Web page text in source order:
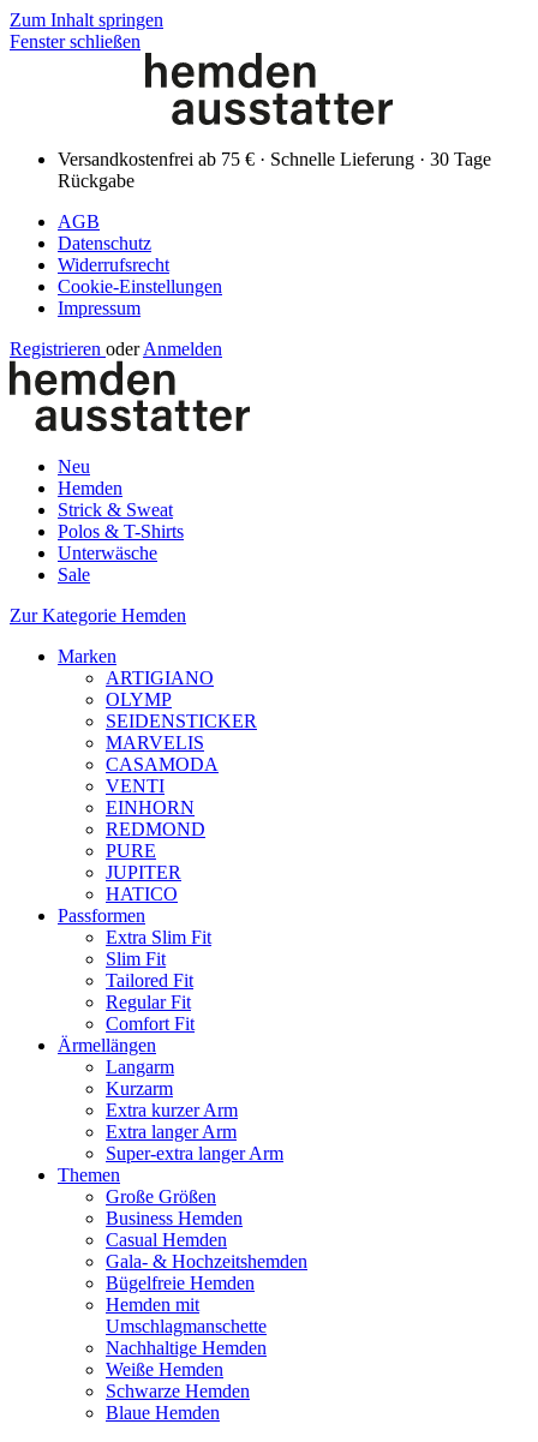
Zum Inhalt springen
Fenster schließen
Versandkostenfrei ab 75 € · Schnelle Lieferung · 30 Tage
Rückgabe
AGB
Datenschutz
Widerrufsrecht
Cookie-Einstellungen
Impressum
Registrieren oder Anmelden
Neu
Hemden
Strick & Sweat
Polos & T-Shirts
Unterwäsche
Sale
Zur Kategorie Hemden
Marken
ARTIGIANO
OLYMP
SEIDENSTICKER
MARVELIS
CASAMODA
VENTI
EINHORN
REDMOND
PURE
JUPITER
HATICO
Passformen
Extra Slim Fit
Slim Fit
Tailored Fit
Regular Fit
Comfort Fit
Ärmellängen
Langarm
Kurzarm
Extra kurzer Arm
Extra langer Arm
Super-extra langer Arm
Themen
Große Größen
Business Hemden
Casual Hemden
Gala- & Hochzeitshemden
Bügelfreie Hemden
Hemden mit
Umschlagmanschette
Nachhaltige Hemden
Weiße Hemden
Schwarze Hemden
Blaue Hemden